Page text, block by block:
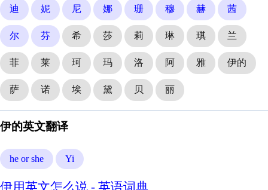
迪 妮 尼 娜 珊 穆 赫 茜
尔 芬 希 莎 莉 琳 琪 兰
菲 莱 珂 玛 洛 阿 雅 伊的
萨 诺 埃 黛 贝 丽
伊的英文翻译
he or she Yi
伊用英文怎么说 - 英语词典